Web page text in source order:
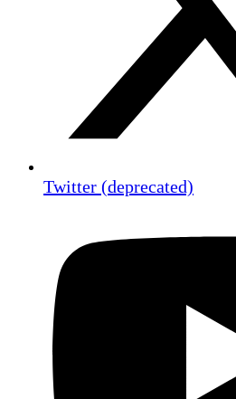
Twitter (deprecated)